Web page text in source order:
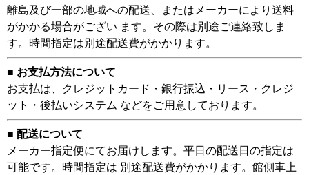
離島及び一部の地域への配送、またはメーカーにより送料
がかかる場合がござい ます。その際は別途ご連絡致しま
す。時間指定は別途配送費がかかります。
■ お支払方法について
お支払は、クレジットカード・銀行振込・リース・クレジ
ット・後払いシステム などをご用意しております。
■ 配送について
メーカー指定便にてお届けします。平日の配送日の指定は
可能です。時間指定は 別途配送費がかかります。館側車上